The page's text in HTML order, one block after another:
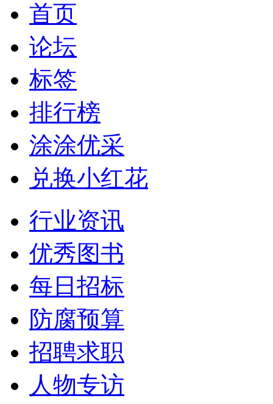
首页
论坛
标签
排行榜
涂涂优采
兑换小红花
行业资讯
优秀图书
每日招标
防腐预算
招聘求职
人物专访